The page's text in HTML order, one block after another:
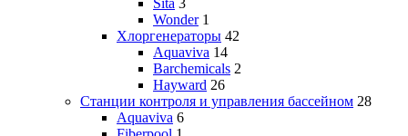
Sita 3
Wonder 1
Хлоргенераторы 42
Aquaviva 14
Barchemicals 2
Hayward 26
Станции контроля и управления бассейном 28
Aquaviva 6